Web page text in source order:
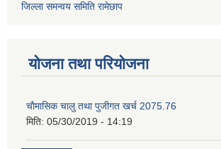
जिल्ला समन्वय समिति रामेछाप
योजना तथा परियोजना
चाैमासिक चालु तथा पुजीगत खर्च 2075.76
मिति: 05/30/2019 - 14:19